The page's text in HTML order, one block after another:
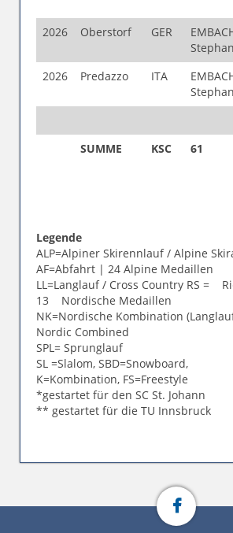
2026 Oberstorf GER
Stephan
2026
Predazzo ITA
Stephan
SUMME KSC 61
Legende
ALP=Alpiner Skirennlauf / Alpine
AF=Abfahrt | 24 Alpine Medaillen
LL=Langlauf / Cross Country RS =
13 Nordische Medaillen
NK=Nordische Kombination
Nordic Combined
SPL= Sprunglauf
SL =Slalom, SBD=Snowboard,
K=Kombination, FS=Freestyle
*gestartet für den SC St. Johann
** gestartet für die TU Innsbruck